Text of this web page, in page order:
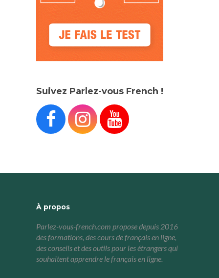
Suivez Parlez-vous French !
  
À propos
Parlez-vous-french.com propose depuis 2016
des formations, des cours de français en ligne,
des conseils et des outils pour les étrangers qui
souhaitent apprendre le français en ligne.